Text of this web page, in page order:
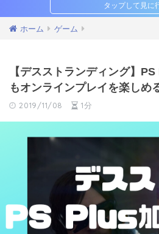
ホーム ゲーム
【デスストランディング】
もオンラインプレイを楽しめ
2019/11/08 1分